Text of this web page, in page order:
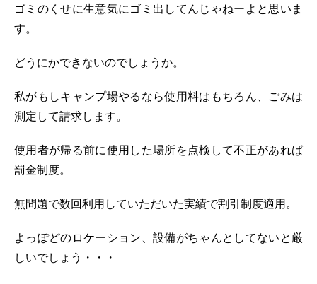
ゴミのくせに生意気にゴミ出してんじゃねーよと思いま
す。
どうにかできないのでしょうか。
私がもしキャンプ場やるなら使用料はもちろん、ごみは
測定して請求します。
使用者が帰る前に使用した場所を点検して不正があれば
罰金制度。
無問題で数回利用していただいた実績で割引制度適用。
よっぽどのロケーション、設備がちゃんとしてないと厳
しいでしょう・・・